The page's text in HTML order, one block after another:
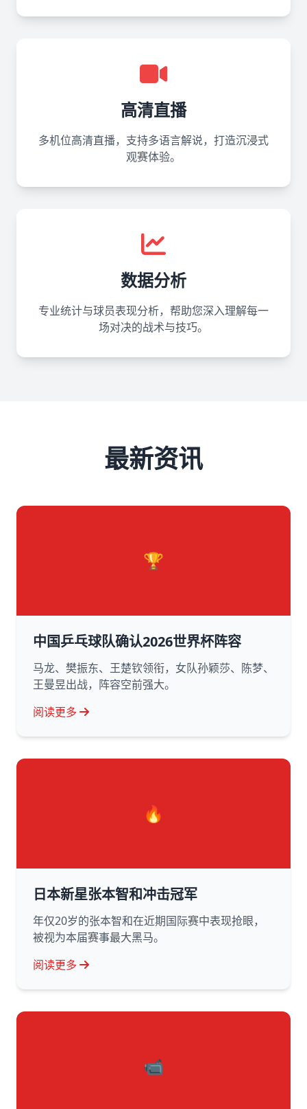
高清直播
多机位高清直播，支持多语言解说，打造沉浸式
观赛体验。
数据分析
专业统计与球员表现分析，帮助您深入理解每一
场对决的战术与技巧。
最新资讯
🏆
中国乒乓球队确认2026世界杯阵容
马龙、樊振东、王楚钦领衔，女队孙颖莎、陈梦、
王曼昱出战，阵容空前强大。
阅读更多
🔥
日本新星张本智和冲击冠军
年仅20岁的张本智和在近期国际赛中表现抢眼，
被视为本届赛事最大黑马。
阅读更多
📹